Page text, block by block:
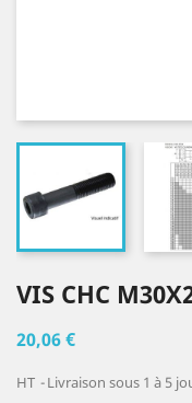
VIS CHC
20,06 €
HT Livraison sous 1 à 5